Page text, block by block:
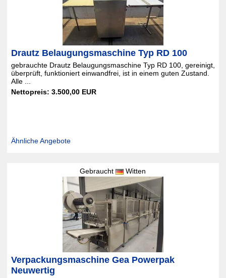
Drautz Belaugungsmaschine Typ RD 100
gebrauchte Drautz Belaugungsmaschine Typ RD 100, gereinigt,
überprüft, funktioniert einwandfrei, ist in einem guten Zustand.
Alle ...
Nettopreis: 3.500,00 EUR
Ähnliche Angebote
Gebraucht Witten
Verpackungsmaschine Gea Powerpak
Neuwertig